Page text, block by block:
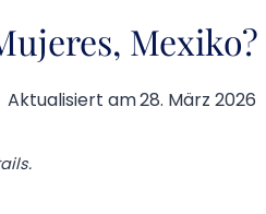
Mexiko?
Aktualisiert am28. März 2026